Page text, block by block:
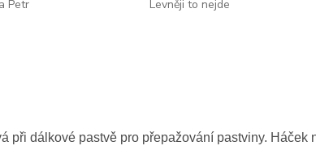
Petr
Levněji to nejde
při dálkové pastvě pro přepažování pastviny. Háček